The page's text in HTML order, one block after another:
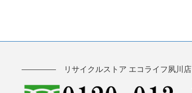
リサイクルストア エコライフ夙川店